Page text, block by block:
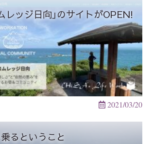
レッジ日向」のサイトがOPEN!
2021/03/20
るということ